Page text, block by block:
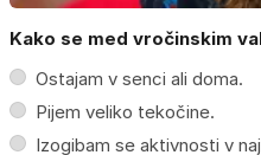
Kako se med vročinskim
Ostajam v senci ali doma.
Pijem veliko tekočine.
Izogibam se aktivnosti v